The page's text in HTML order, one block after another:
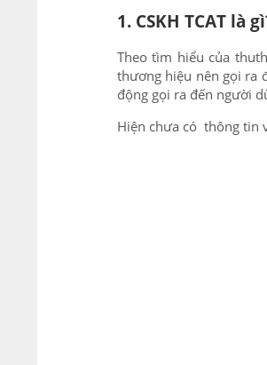
1. CSKH TCAT là
Theo tìm hiểu của
thương hiệu nên gọi ra
động gọi ra đến người
Hiện chưa có thông tin